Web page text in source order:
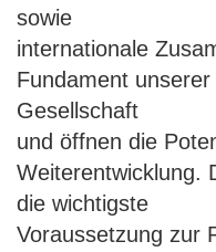
sowie
internationale
Fundament
Gesellschaft
und öffnen die
Weiterentwicklung.
die wichtigste
Voraussetzung zur